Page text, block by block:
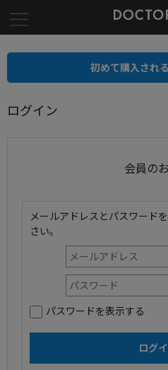
初めて購入され
ログイン
会員の
メールアドレスとパスワード
さい。
パスワードを表示する